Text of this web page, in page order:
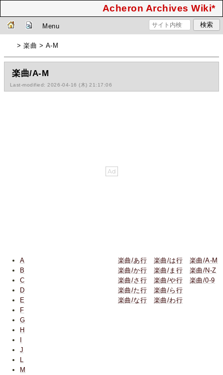
Acheron Archives Wiki*
Menu
> 楽曲 > A-M
楽曲/A-M
Last-modified: 2026-04-16 (木) 21:17:06
A
B
C
D
E
F
G
H
I
J
L
M
楽曲/あ行 楽曲/は行
楽曲/A-M
楽曲/か行
楽曲/ま行
楽曲/N-Z
楽曲/さ行
楽曲/や行
楽曲/0-9
楽曲/た行
楽曲/ら行
楽曲/な行
楽曲/わ行